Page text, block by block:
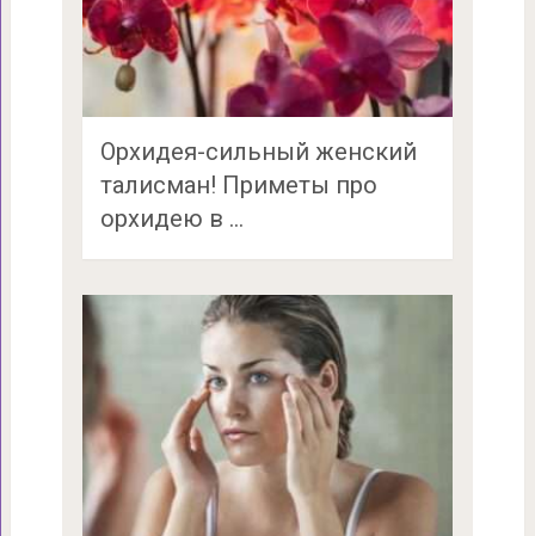
Орхидея-сильный женский
талисман! Приметы про
орхидею в …